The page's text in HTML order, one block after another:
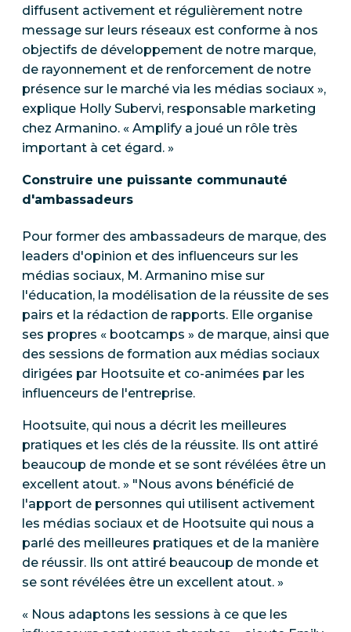
diffusent activement et régulièrement notre
message sur leurs réseaux est conforme à nos
objectifs de développement de notre marque,
de rayonnement et de renforcement de notre
présence sur le marché via les médias sociaux »,
explique Holly Subervi, responsable marketing
chez Armanino. « Amplify a joué un rôle très
important à cet égard. »
Construire une puissante communauté
d'ambassadeurs
Pour former des ambassadeurs de marque, des
leaders d'opinion et des influenceurs sur les
médias sociaux, M. Armanino mise sur
l'éducation, la modélisation de la réussite de ses
pairs et la rédaction de rapports. Elle organise
ses propres « bootcamps » de marque, ainsi que
des sessions de formation aux médias sociaux
dirigées par Hootsuite et co-animées par les
influenceurs de l'entreprise.
Hootsuite, qui nous a décrit les meilleures
pratiques et les clés de la réussite. Ils ont attiré
beaucoup de monde et se sont révélées être un
excellent atout. » "Nous avons bénéficié de
l'apport de personnes qui utilisent activement
les médias sociaux et de Hootsuite qui nous a
parlé des meilleures pratiques et de la manière
de réussir. Ils ont attiré beaucoup de monde et
se sont révélées être un excellent atout. »
« Nous adaptons les sessions à ce que les